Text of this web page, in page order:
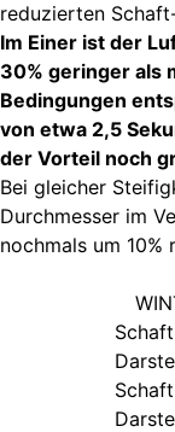
reduzierten
Im Einer ist der
30% geringer als
Bedingungen
von etwa 2,5
der Vorteil noch
Bei gleicher
Durchmesser im
nochmals um 10%